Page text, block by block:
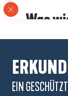
Was
DieBriérons
einem der
verwaltet wird,
Erhaltung
EIN